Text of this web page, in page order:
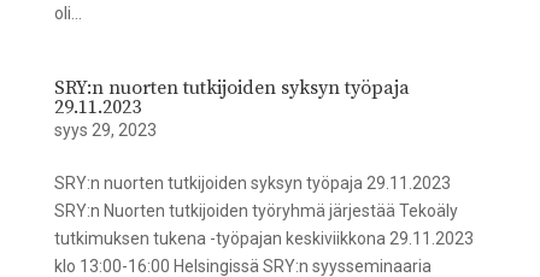
oli...
SRY:n nuorten tutkijoiden syksyn työpaja
29.11.2023
syys 29, 2023
SRY:n nuorten tutkijoiden syksyn työpaja 29.11.2023
SRY:n Nuorten tutkijoiden työryhmä järjestää Tekoäly
tutkimuksen tukena -työpajan keskiviikkona 29.11.2023
klo 13:00-16:00 Helsingissä SRY:n syysseminaaria